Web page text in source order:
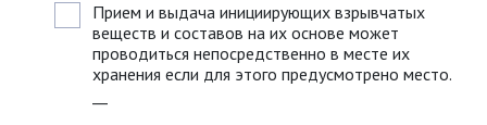
Прием и выдача инициирующих взрывчатых
веществ и составов на их основе может
проводиться непосредственно в месте их
хранения если для этого предусмотрено место.